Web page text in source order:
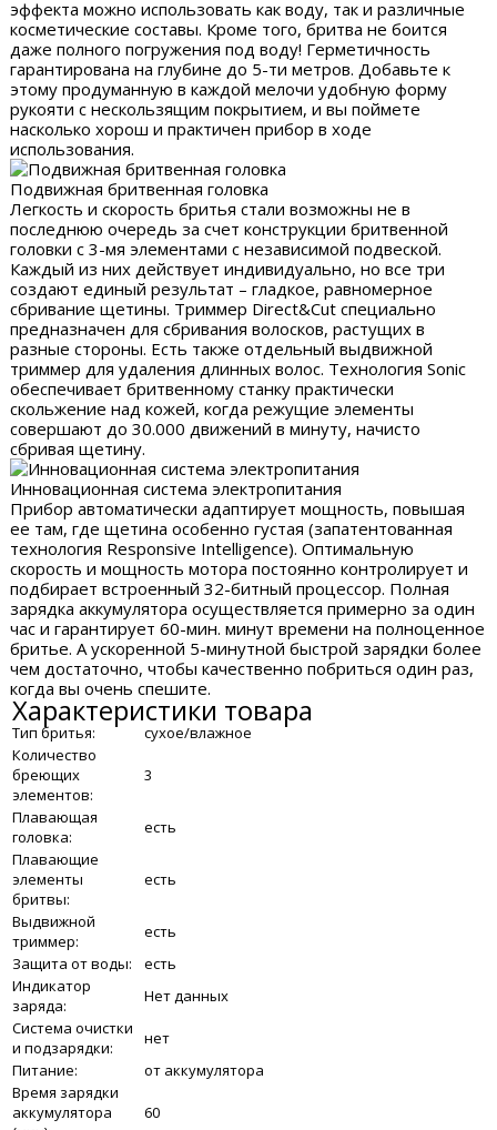
эффекта можно использовать как воду, так и различные
косметические составы. Кроме того, бритва не боится
даже полного погружения под воду! Герметичность
гарантирована на глубине до 5-ти метров. Добавьте к
этому продуманную в каждой мелочи удобную форму
рукояти с нескользящим покрытием, и вы поймете
насколько хорош и практичен прибор в ходе
использования.
Подвижная бритвенная головка
Легкость и скорость бритья стали возможны не в
последнюю очередь за счет конструкции бритвенной
головки с 3-мя элементами с независимой подвеской.
Каждый из них действует индивидуально, но все три
создают единый результат – гладкое, равномерное
сбривание щетины. Триммер Direct&Cut специально
предназначен для сбривания волосков, растущих в
разные стороны. Есть также отдельный выдвижной
триммер для удаления длинных волос. Технология Sonic
обеспечивает бритвенному станку практически
скольжение над кожей, когда режущие элементы
совершают до 30.000 движений в минуту, начисто
сбривая щетину.
Инновационная система электропитания
Прибор автоматически адаптирует мощность, повышая
ее там, где щетина особенно густая (запатентованная
технология Responsive Intelligence). Оптимальную
скорость и мощность мотора постоянно контролирует и
подбирает встроенный 32-битный процессор. Полная
зарядка аккумулятора осуществляется примерно за один
час и гарантирует 60-мин. минут времени на полноценное
бритье. А ускоренной 5-минутной быстрой зарядки более
чем достаточно, чтобы качественно побриться один раз,
когда вы очень спешите.
Характеристики товара
Тип бритья:
сухое/влажное
Количество
бреющих
элементов:
3
Плавающая
головка:
есть
Плавающие
элементы
бритвы:
есть
Выдвижной
триммер:
есть
Защита от воды:
есть
Индикатор
заряда:
Нет данных
Система очистки
и подзарядки:
нет
Питание:
от аккумулятора
Время зарядки
аккумулятора
60